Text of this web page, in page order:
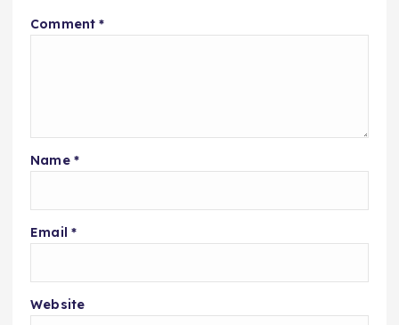
Comment*
Name *
Email *
Website